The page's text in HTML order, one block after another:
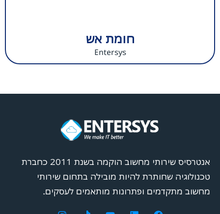
חומת אש
Entersys
אנטרסיס שירותי מחשוב הוקמה בשנת 2011 כחברת
טכנולוגיה שחותרת להיות מובילה בתחום שירותי
מחשוב מתקדמים ופתרונות מותאמים לעסקים.